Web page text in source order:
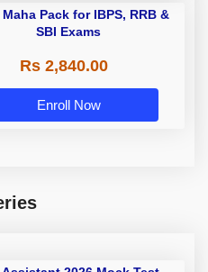
Pack for IBPS, RRB &
SBI Exams
Rs 2,840.00
Enroll Now